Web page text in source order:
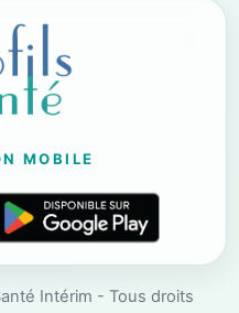
MOBILE
Intérim - Tous droits